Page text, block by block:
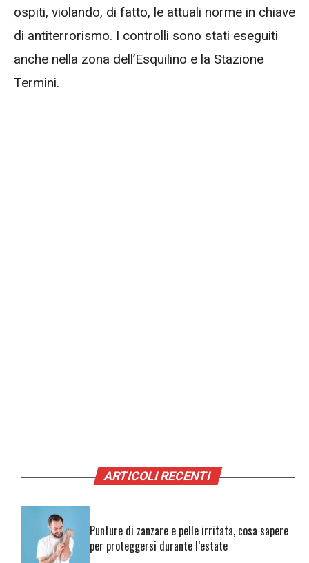
ospiti, violando, di fatto, le attuali norme in chiave
di antiterrorismo. I controlli sono stati eseguiti
anche nella zona dell’Esquilino e la Stazione
Termini.
ARTICOLI RECENTI
Punture di zanzare e pelle irritata, cosa sapere
per proteggersi durante l’estate